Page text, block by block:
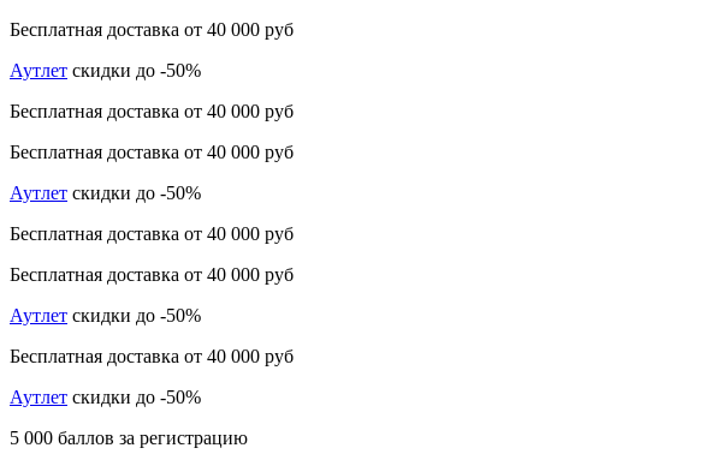
Бесплатная доставка от 40 000 руб
Аутлет скидки до -50%
Бесплатная доставка от 40 000 руб
Бесплатная доставка от 40 000 руб
Аутлет скидки до -50%
Бесплатная доставка от 40 000 руб
Бесплатная доставка от 40 000 руб
Аутлет скидки до -50%
Бесплатная доставка от 40 000 руб
Аутлет скидки до -50%
5 000 баллов за регистрацию